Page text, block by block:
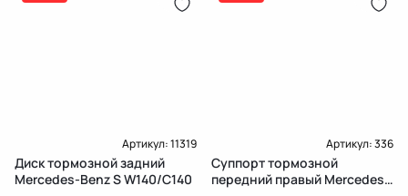
Артикул:11319
Диск тормозной задний
Mercedes-Benz S W140/C140
Артикул:336
Суппорт тормозной
передний правый Mercedes-